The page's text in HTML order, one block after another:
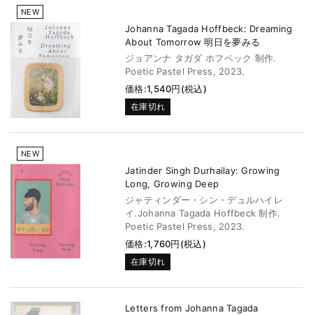
NEW
Johanna Tagada Hoffbeck: Dreaming
About Tomorrow 明日を夢みる
ジョアンナ タガダ ホフベック 制作.
Poetic Pastel Press, 2023.
価格:1,540円(税込)
在庫切れ
NEW
Jatinder Singh Durhailay: Growing
Long, Growing Deep
ジャティンダー・シン・デュルハイレ
イ.Johanna Tagada Hoffbeck 制作.
Poetic Pastel Press, 2023.
価格:1,760円(税込)
在庫切れ
Letters from Johanna Tagada